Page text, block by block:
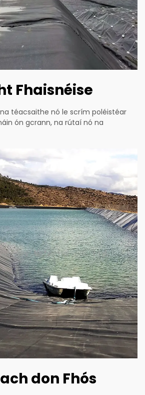
Fhaisnéise
téacsaithe nó le scrím poléistéar
ón gcrann, na rútaí nó na
don Fhós